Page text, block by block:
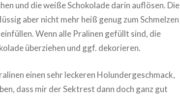
und die weiße Schokolade darin auflösen. Die
aber nicht mehr heiß genug zum Schmelzen
Wenn alle Pralinen gefüllt sind, die
überziehen und ggf. dekorieren.
einen sehr leckeren Holundergeschmack,
dass mir der Sektrest dann doch ganz gut